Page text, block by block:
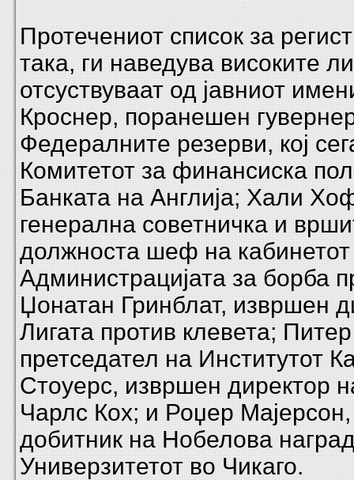
Протечениот список за
така, ги наведува високите
отсуствуваат од јавниот
Кроснер, поранешен
Федералните резерви, кој
Комитетот за финансиска
Банката на Англија; Хали
генерална советничка и
должноста шеф на
Администрацијата за борба
Џонатан Гринблат, извршен
Лигата против клевета;
претседател на Институтот
Стоуерс, извршен директор
Чарлс Кох; и Роџер
добитник на Нобелова
Универзитетот во Чикаго.